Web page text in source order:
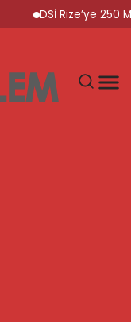
DSİ Rize’ye 250